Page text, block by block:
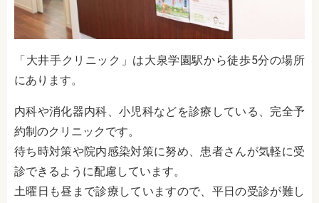
「大井手クリニック」は大泉学園駅から徒歩5分の場所
にあります。
内科や消化器内科、小児科などを診療している、完全予
約制のクリニックです。
待ち時対策や院内感染対策に努め、患者さんが気軽に受
診できるように配慮しています。
土曜日も昼まで診療していますので、平日の受診が難し